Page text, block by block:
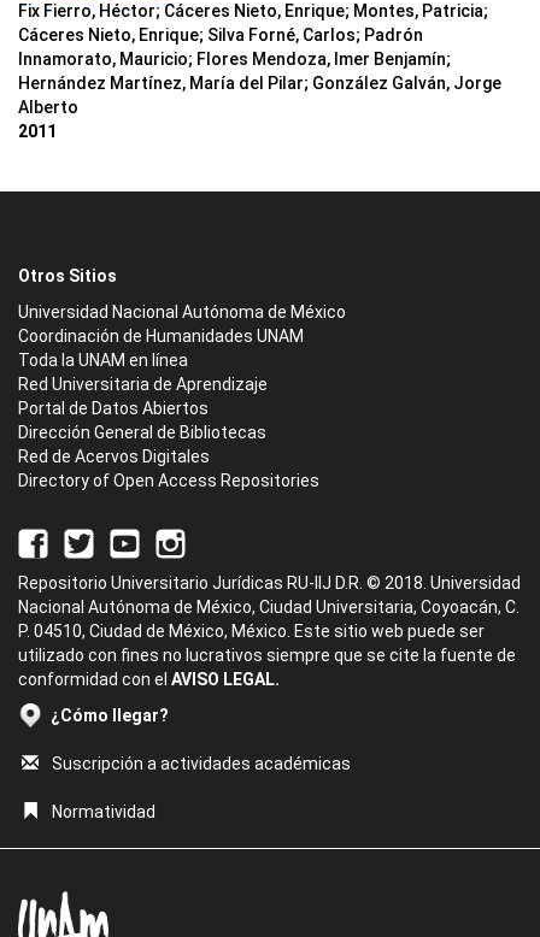
Fix Fierro, Héctor; Cáceres Nieto, Enrique; Montes, Patricia;
Cáceres Nieto, Enrique; Silva Forné, Carlos; Padrón
Innamorato, Mauricio; Flores Mendoza, Imer Benjamín;
Hernández Martínez, María del Pilar; González Galván, Jorge
Alberto
2011
Otros Sitios
Universidad Nacional Autónoma de México
Coordinación de Humanidades UNAM
Toda la UNAM en línea
Red Universitaria de Aprendizaje
Portal de Datos Abiertos
Dirección General de Bibliotecas
Red de Acervos Digitales
Directory of Open Access Repositories
Repositorio Universitario Jurídicas RU-IIJ D.R. © 2018. Universidad
Nacional Autónoma de México, Ciudad Universitaria, Coyoacán, C.
P. 04510, Ciudad de México, México. Este sitio web puede ser
utilizado con fines no lucrativos siempre que se cite la fuente de
conformidad con el AVISO LEGAL.
¿Cómo llegar?
Suscripción a actividades académicas
Normatividad